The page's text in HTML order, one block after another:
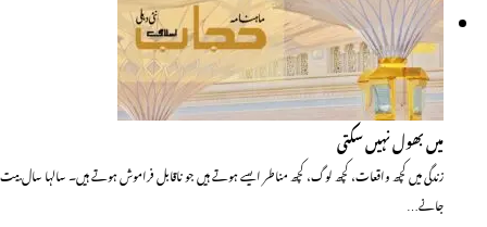
میں بھول نہیں سکتی
زندگی میں کچھ واقعات، کچھ لوگ، کچھ مناطر ایسے ہوتے ہیں جو ناقابل فراموش ہوتے ہیں۔ سالہا سال بیت
جانے…